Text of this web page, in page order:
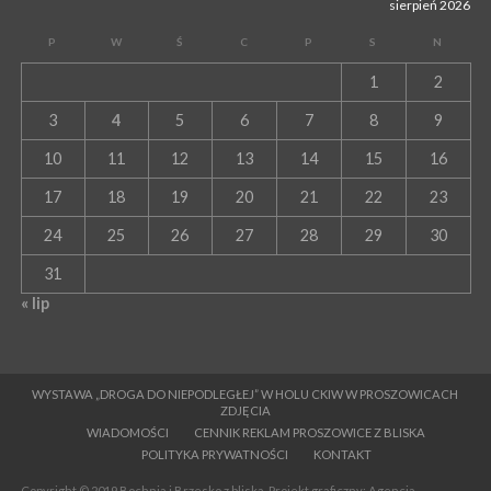
sierpień 2026
P W Ś C P S N
1 2
3 4 5 6 7 8 9
10 11 12 13 14 15 16
17 18 19 20 21 22 23
24 25 26 27 28 29 30
31
« lip
WYSTAWA „DROGA DO NIEPODLEGŁEJ” W HOLU CKIW W PROSZOWICACH
ZDJĘCIA
WIADOMOŚCI
CENNIK REKLAM PROSZOWICE Z BLISKA
POLITYKA PRYWATNOŚCI
KONTAKT